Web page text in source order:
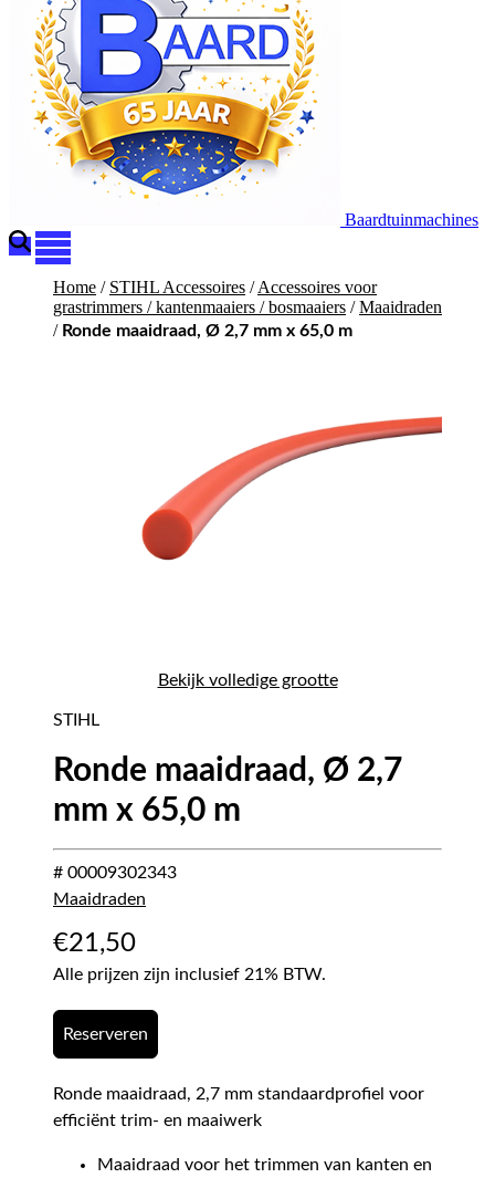
Baardtuinmachines
Home / STIHL Accessoires /Accessoires voor
grastrimmers / kantenmaaiers / bosmaaiers /Maaidraden
/ Ronde maaidraad, Ø 2,7 mm x 65,0 m
Bekijk volledige grootte
STIHL
Ronde maaidraad, Ø 2,7
mm x 65,0 m
# 00009302343
Maaidraden
€21,50
Alle prijzen zijn inclusief 21% BTW.
Reserveren
Ronde maaidraad, 2,7 mm standaardprofiel voor
efficiënt trim- en maaiwerk
Maaidraad voor het trimmen van kanten en